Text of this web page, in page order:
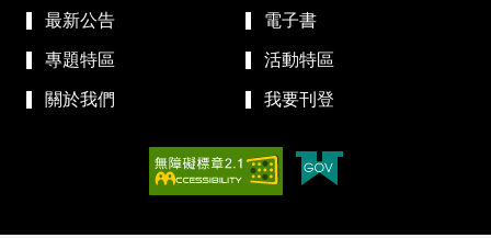
最新公告 電子書
專題特區 活動特區
關於我們 我要刊登